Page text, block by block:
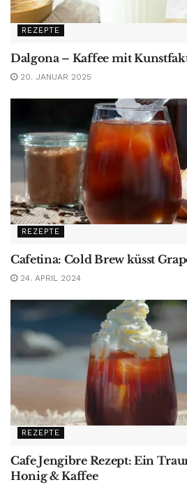
REZEPTE
Dalgona – Kaffee mit
20. JANUAR 2025
REZEPTE
Cafetina: Cold Brew küsst
24. APRIL 2024
REZEPTE
Cafe Jengibre Rezept: Ein
Honig & Kaffee